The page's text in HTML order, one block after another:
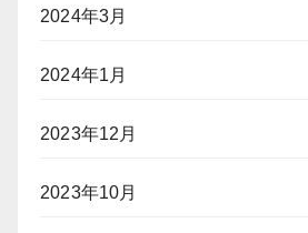
2024年3月
2024年1月
2023年12月
2023年10月